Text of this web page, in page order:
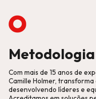
Com mais de 15 anos de
Camille Holmer,
desenvolvendo líderes e